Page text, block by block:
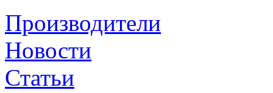
Производители
Новости
Статьи